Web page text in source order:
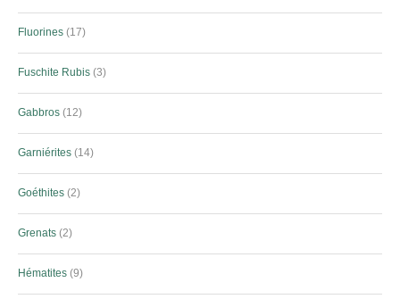
Fluorines 17
Fuschite Rubis 3
Gabbros 12
Garniérites 14
Goéthites 2
Grenats 2
Hématites 9